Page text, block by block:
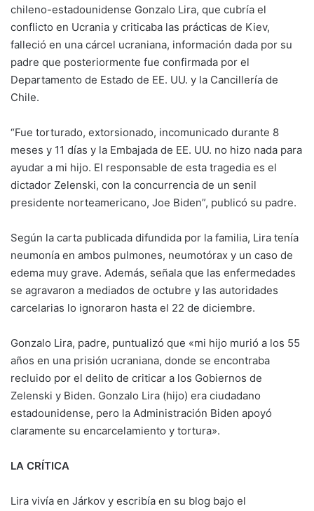
chileno-estadounidense Gonzalo Lira, que cubría el
conflicto en Ucrania y criticaba las prácticas de Kiev,
falleció en una cárcel ucraniana, información dada por su
padre que posteriormente fue confirmada por el
Departamento de Estado de EE. UU. y la Cancillería de
Chile.
“Fue torturado, extorsionado, incomunicado durante 8
meses y 11 días y la Embajada de EE. UU. no hizo nada para
ayudar a mi hijo. El responsable de esta tragedia es el
dictador Zelenski, con la concurrencia de un senil
presidente norteamericano, Joe Biden”, publicó su padre.
Según la carta publicada difundida por la familia, Lira tenía
neumonía en ambos pulmones, neumotórax y un caso de
edema muy grave. Además, señala que las enfermedades
se agravaron a mediados de octubre y las autoridades
carcelarias lo ignoraron hasta el 22 de diciembre.
Gonzalo Lira, padre, puntualizó que «mi hijo murió a los 55
años en una prisión ucraniana, donde se encontraba
recluido por el delito de criticar a los Gobiernos de
Zelenski y Biden. Gonzalo Lira (hijo) era ciudadano
estadounidense, pero la Administración Biden apoyó
claramente su encarcelamiento y tortura».
LA CRÍTICA
Lira vivía en Járkov y escribía en su blog bajo el